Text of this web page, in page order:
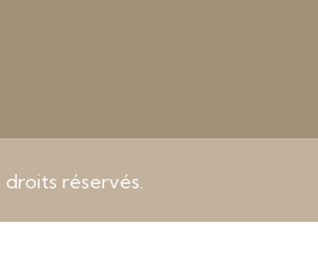
réservés.